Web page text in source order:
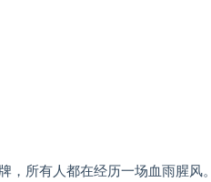
所有人都在经历一场血雨腥风。